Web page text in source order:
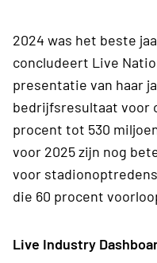
2024 was het beste
concludeert Live
presentatie van haar
bedrijfsresultaat voor
procent tot 530
voor 2025 zijn nog
voor
die 60 procent
Live Industry